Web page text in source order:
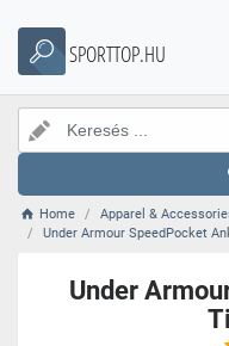
SPORTTOP.HU
Home Apparel &
Under Armour SpeedPocket
Under